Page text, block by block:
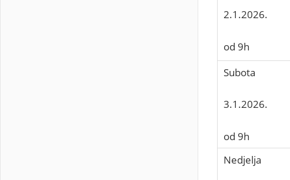
2.1.2026.
od 9h
Subota
3.1.2026.
od 9h
Nedjelja